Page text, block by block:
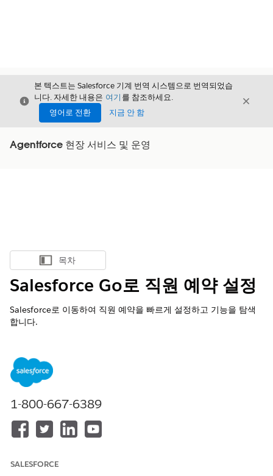
닫기
본 텍스트는 Salesforce 기계 번역 시스템으로 번역되었습
니다. 자세한 내용은 여기 를 참조하세요.
영어로 전환
지금 안 함
닫기
Agentforce 현장 서비스 및 운영
목차 표시
목차
Salesforce Go로 직원 예약 설정
Salesforce로 이동하여 직원 예약을 빠르게 설정하고 기능을 탐색
합니다.
지원 제품: Lightning Experience
사용자가 직원 예약을 관리자 또는 서비스 자원으로 사용할 수
서비스 자원 권한 집합을 할당합니다.
1-800-667-6389
SALESFORCE